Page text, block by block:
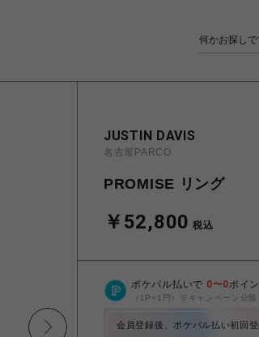
JUSTIN DAVIS
名古屋PARCO
PROMISE リング
￥52,800 税込
ポケパル払いで 0〜0ポイ
（1P=1円）※キャンペーン分除
会員登録後、ポケパル払い初回